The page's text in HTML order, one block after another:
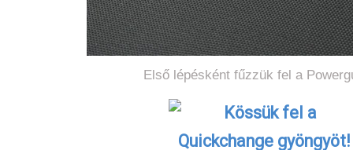
Első lépésként fűzzük fel a